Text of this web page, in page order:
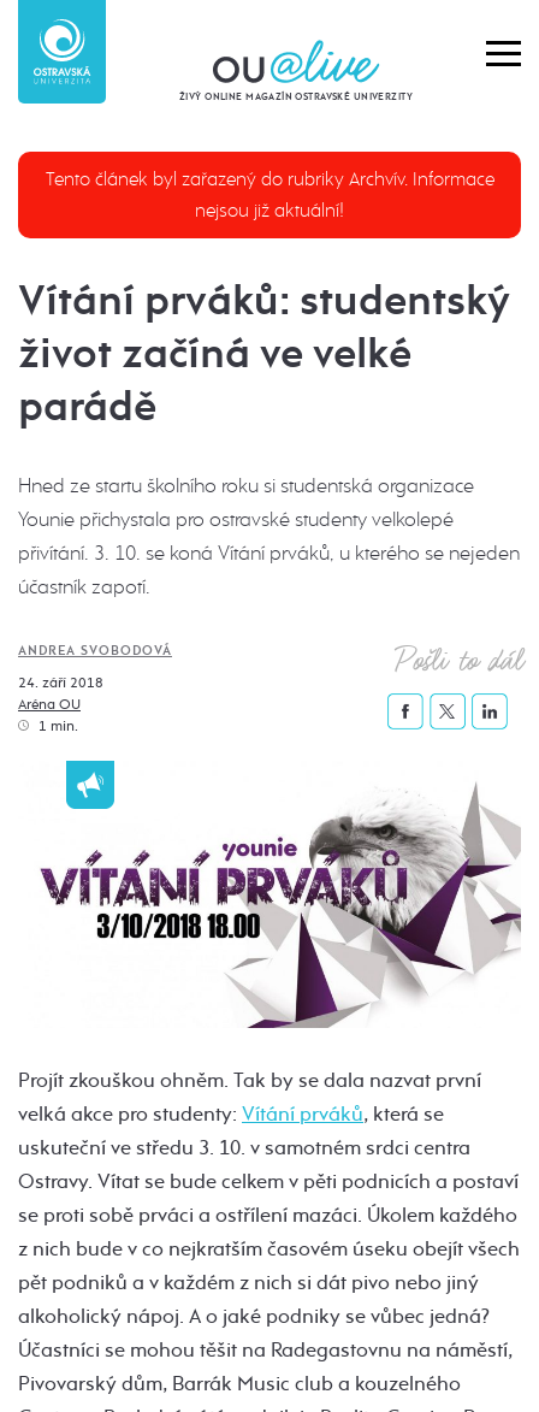
ŽIVÝ ONLINE MAGAZÍN OSTRAVSKÉ UNIVERZITY
Tento článek byl zařazený do rubriky Archvív. Informace
nejsou již aktuální!
Vítání prváků: studentský
život začíná ve velké
parádě
Hned ze startu školního roku si studentská organizace
Younie přichystala pro ostravské studenty velkolepé
přivítání. 3. 10. se koná Vítání prváků, u kterého se nejeden
účastník zapotí.
ANDREA SVOBODOVÁ
24. září 2018
Aréna OU
1 min.
Pošli to dál
Projít zkouškou ohněm. Tak by se dala nazvat první
velká akce pro studenty: Vítání prváků, která se
uskuteční ve středu 3. 10. v samotném srdci centra
Ostravy. Vítat se bude celkem v pěti podnicích a postaví
se proti sobě prváci a ostřílení mazáci. Úkolem každého
z nich bude v co nejkratším časovém úseku obejít všech
pět podniků a v každém z nich si dát pivo nebo jiný
alkoholický nápoj. A o jaké podniky se vůbec jedná?
Účastníci se mohou těšit na Radegastovnu na náměstí,
Pivovarský dům, Barrák Music club a kouzelného